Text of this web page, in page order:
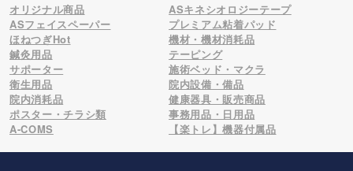
オリジナル商品
ASキネシオロジーテープ
ASフェイスペーパー
プレミアム粘着パッド
ほねつぎHot
機材・機材消耗品
鍼灸用品
テーピング
サポーター
施術ベッド・マクラ
衛生用品
院内設備・備品
院内消耗品
健康器具・販売商品
ポスター・チラシ類
事務用品・日用品
A-COMS
【楽トレ】機器付属品